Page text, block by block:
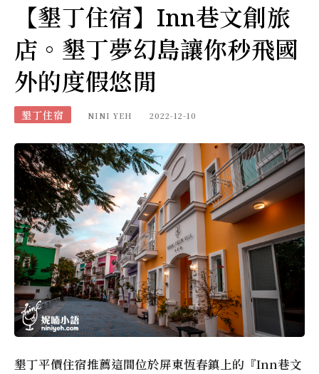
【墾丁住宿】Inn巷文創旅
店。墾丁夢幻島讓你秒飛國
外的度假悠閒
墾丁住宿 NINI YEH 2022-12-10
墾丁平價住宿推薦這間位於屏東恆春鎮上的『Inn巷文